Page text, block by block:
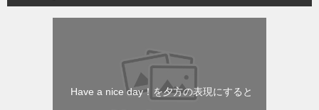
Have a nice day！を夕方の表現にすると